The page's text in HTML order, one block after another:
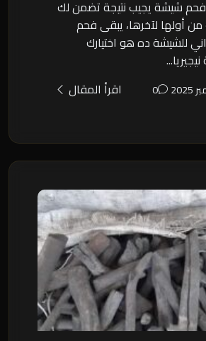
فحم شيشة يجيب نتيجة تضمن لك
أولها لآخرها، يبقى فحم
للشيشة ده هو اختيارك
0 اقرأ المقال